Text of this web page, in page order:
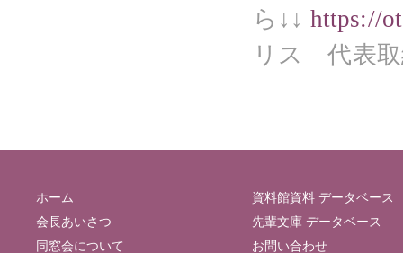
ら↓↓ https://
リス 代表取
ホーム
会長あいさつ
同窓会について
資料館資料 データベース
先輩文庫 データベース
お問い合わせ